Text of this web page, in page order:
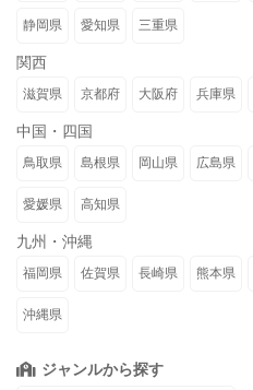
静岡県 愛知県 三重県
関西
滋賀県 京都府 大阪府 兵庫県
中国・四国
鳥取県 島根県 岡山県 広島県
愛媛県 高知県
九州・沖縄
福岡県 佐賀県 長崎県 熊本県
沖縄県
ジャンルから探す